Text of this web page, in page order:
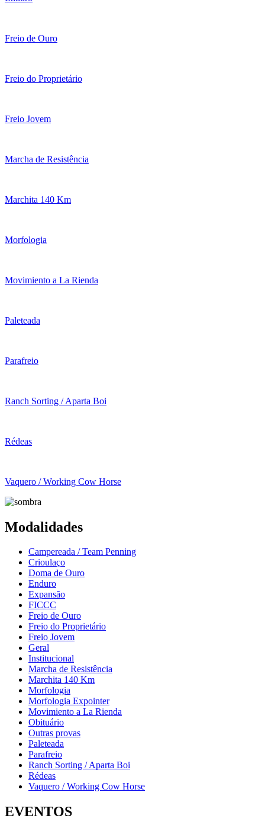
Freio de Ouro
Freio do Proprietário
Freio Jovem
Marcha de Resistência
Marchita 140 Km
Morfologia
Movimiento a La Rienda
Paleteada
Parafreio
Ranch Sorting / Aparta Boi
Rédeas
Vaquero / Working Cow Horse
Modalidades
Campereada / Team Penning
Crioulaço
Doma de Ouro
Enduro
Expansão
FICCC
Freio de Ouro
Freio do Proprietário
Freio Jovem
Geral
Institucional
Marcha de Resistência
Marchita 140 Km
Morfologia
Morfologia Expointer
Movimiento a La Rienda
Obituário
Outras provas
Paleteada
Parafreio
Ranch Sorting / Aparta Boi
Rédeas
Vaquero / Working Cow Horse
EVENTOS